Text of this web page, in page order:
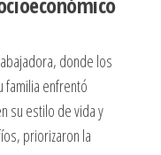
donde los
familia enfrentó
su estilo de vida y
priorizaron la